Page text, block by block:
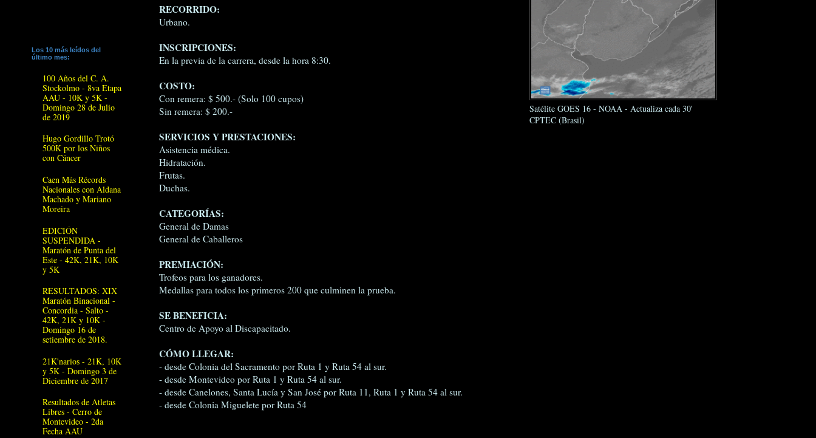
RECORRIDO:
Urbano.
INSCRIPCIONES:
En la previa de la carrera, desde la hora 8:30.
COSTO:
Con remera: $ 500.- (Solo 100 cupos)
Sin remera: $ 200.-
SERVICIOS Y PRESTACIONES:
Asistencia médica.
Hidratación.
Frutas.
Duchas.
CATEGORÍAS:
General de Damas
General de Caballeros
PREMIACIÓN:
Trofeos para los ganadores.
Medallas para todos los primeros 200 que culminen la prueba.
SE BENEFICIA:
Centro de Apoyo al Discapacitado.
CÓMO LLEGAR:
- desde Colonia del Sacramento por Ruta 1 y Ruta 54 al sur.
- desde Montevideo por Ruta 1 y Ruta 54 al sur.
- desde Canelones, Santa Lucía y San José por Ruta 11, Ruta 1 y Ruta 54 al sur.
- desde Colonia Miguelete por Ruta 54
Los 10 más leídos del
último mes:
100 Años del C. A.
Stockolmo - 8va Etapa
AAU - 10K y 5K -
Domingo 28 de Julio
de 2019
Hugo Gordillo Trotó
500K por los Niños
con Cáncer
Caen Más Récords
Nacionales con Aldana
Machado y Mariano
Moreira
EDICIÓN
SUSPENDIDA -
Maratón de Punta del
Este - 42K, 21K, 10K
y 5K
RESULTADOS: XIX
Maratón Binacional -
Concordia - Salto -
42K, 21K y 10K -
Domingo 16 de
setiembre de 2018.
21K'narios - 21K, 10K
y 5K - Domingo 3 de
Diciembre de 2017
Resultados de Atletas
Libres - Cerro de
Montevideo - 2da
Fecha AAU
Satélite GOES 16 - NOAA - Actualiza cada 30'
CPTEC (Brasil)